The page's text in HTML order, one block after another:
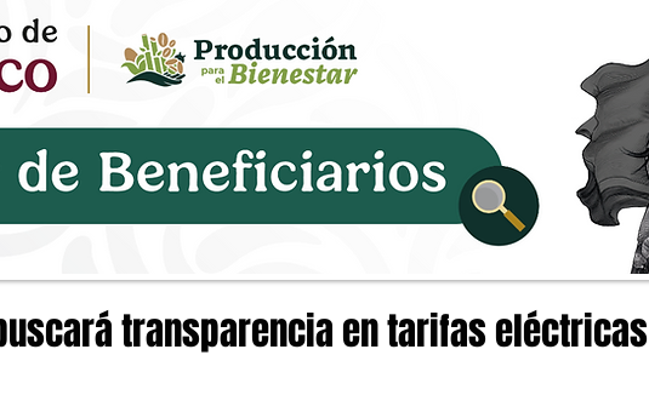
buscará transparencia en tarifas eléctricas